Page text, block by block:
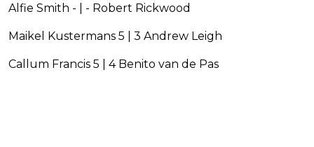
Alfie Smith - | - Robert Rickwood
Maikel Kustermans 5 | 3 Andrew Leigh
Callum Francis 5 | 4 Benito van de Pas